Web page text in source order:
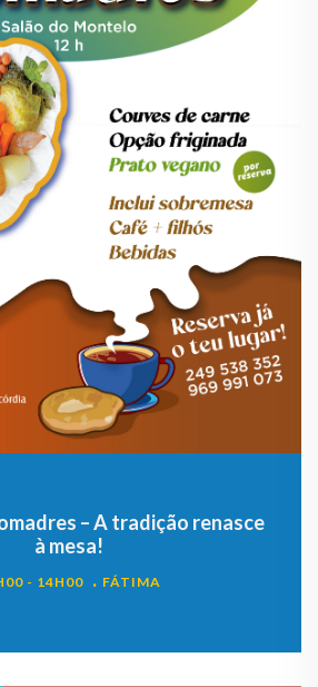
– A tradição renasce
à mesa!
- 14H00 FÁTIMA